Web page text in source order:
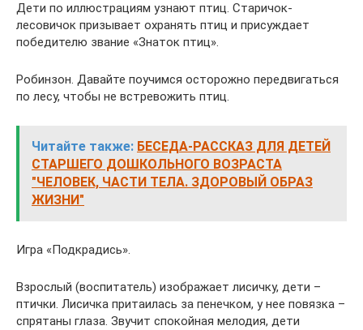
Дети по иллюстрациям узнают птиц. Старичок-
лесовичок призывает охранять птиц и присуждает
победителю звание «Знаток птиц».
Робинзон. Давайте поучимся осторожно передвигаться
по лесу, чтобы не встревожить птиц.
Читайте также: БЕСЕДА-РАССКАЗ ДЛЯ ДЕТЕЙ
СТАРШЕГО ДОШКОЛЬНОГО ВОЗРАСТА
"ЧЕЛОВЕК, ЧАСТИ ТЕЛА. ЗДОРОВЫЙ ОБРАЗ
ЖИЗНИ"
Игра «Подкрадись».
Взрослый (воспитатель) изображает лисичку, дети –
птички. Лисичка притаилась за пенечком, у нее повязка –
спрятаны глаза. Звучит спокойная мелодия, дети